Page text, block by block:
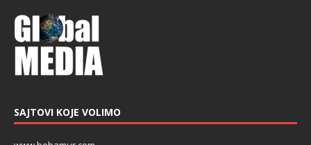
SAJTOVI KOJE VOLIMO